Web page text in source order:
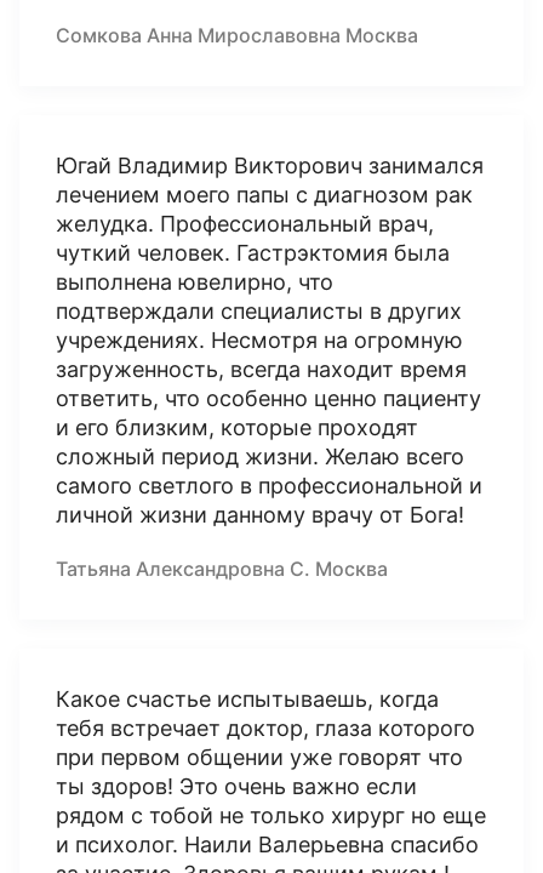
Сомкова Анна Мирославовна Москва
Югай Владимир Викторович занимался
лечением моего папы с диагнозом рак
желудка. Профессиональный врач,
чуткий человек. Гастрэктомия была
выполнена ювелирно, что
подтверждали специалисты в других
учреждениях. Несмотря на огромную
загруженность, всегда находит время
ответить, что особенно ценно пациенту
и его близким, которые проходят
сложный период жизни. Желаю всего
самого светлого в профессиональной и
личной жизни данному врачу от Бога!
Татьяна Александровна С. Москва
Какое счастье испытываешь, когда
тебя встречает доктор, глаза которого
при первом общении уже говорят что
ты здоров! Это очень важно если
рядом с тобой не только хирург но еще
и психолог. Наили Валерьевна спасибо